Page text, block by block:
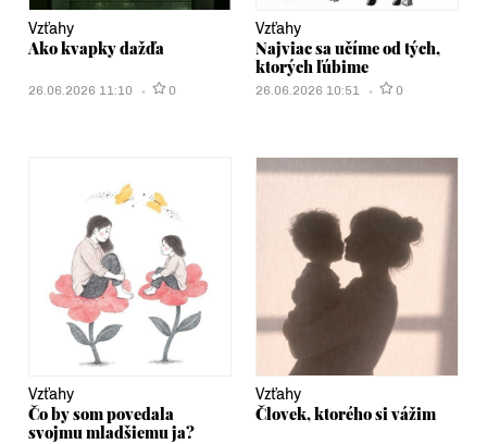
Vzťahy
Ako kvapky dažďa
26.06.2026 11:10 0
Vzťahy
Najviac sa učíme od tých,
ktorých ľúbime
26.06.2026 10:51 0
Vzťahy
Čo by som povedala
svojmu mladšiemu ja?
Vzťahy
Človek, ktorého si vážim